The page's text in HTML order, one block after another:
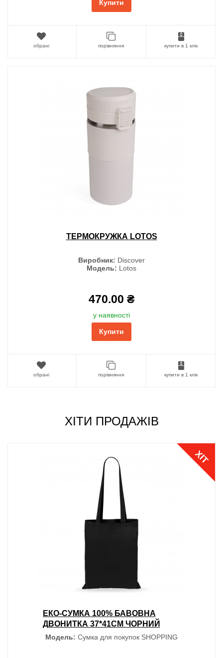
Купити
обрані порівняння купити в 1 клік
ТЕРМОКРУЖКА LOTOS
Виробник: Discover
Модель: Lotos
470.00 ₴
у наявності
Купити
обрані порівняння купити в 1 клік
ХІТИ ПРОДАЖІВ
ХІТ
ЕКО-СУМКА 100% БАВОВНА
ДВОНИТКА 37*41СМ ЧОРНИЙ
Модель: Сумка для покупок SHOPPING